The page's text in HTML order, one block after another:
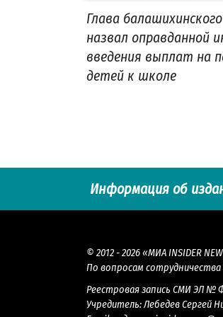
Глава
назвал оправданной
введения выплат на
детей к школе
Информация об
© 2012 - 2026 «МИА INSIDER
По вопросам
Реестровая запись СМИ ЭЛ №
Учредитель: Лебедев Сергей